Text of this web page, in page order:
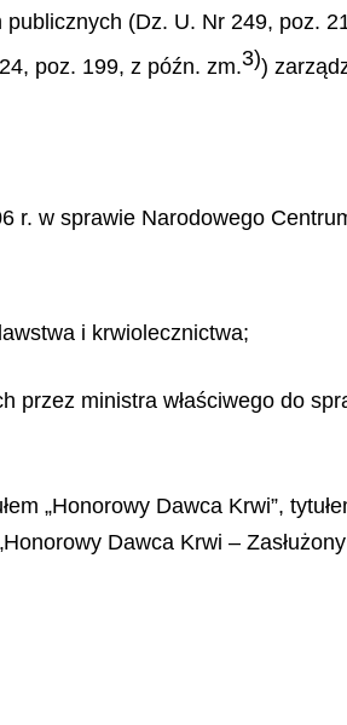
(Dz. U. Nr 249, poz.
poz. 199, z późn. zm.3))
r. w sprawie Narodowego
i krwiolecznictwa;
ministra właściwego do
„Honorowy Dawca Krwi”,
Dawca Krwi –